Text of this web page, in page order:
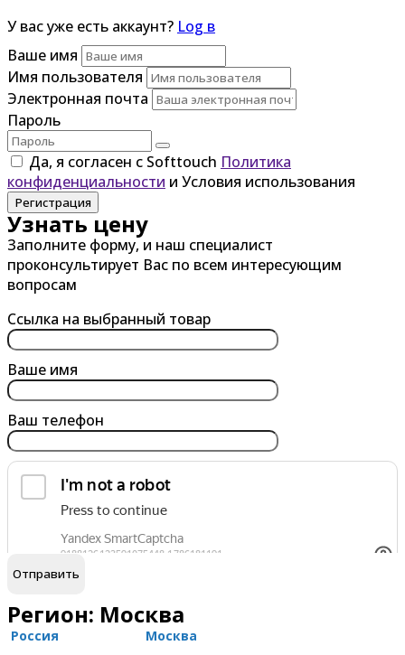
У вас уже есть аккаунт? Log в
Ваше имя
Имя пользователя
Электронная почта
Пароль
Да, я согласен с Softtouch Политика
конфиденциальности и Условия использования
Регистрация
Узнать цену
Заполните форму, и наш специалист
проконсультирует Вас по всем интересующим
вопросам
Ссылка на выбранный товар
Ваше имя
Ваш телефон
Я согласен наобработку персональных данных
Регион: Москва
Россия
Москва